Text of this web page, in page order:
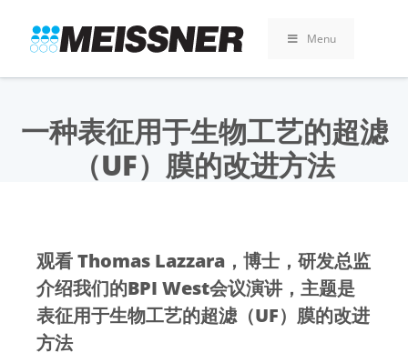
search
footer
容
Menu
一种表征用于生物工艺的超滤
（UF）膜的改进方法
观看 Thomas Lazzara，博士，研发总监
介绍我们的BPI West会议演讲，主题是
表征用于生物工艺的超滤（UF）膜的改进
方法